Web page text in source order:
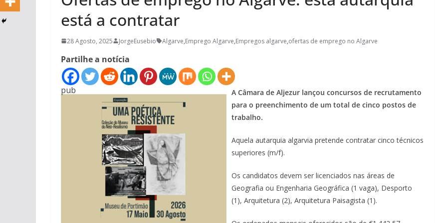
está a contratar
28 Agosto, 2025 JorgeEusebio Algarve,Emprego Algarve,Empregos algarve,ofertas de emprego no Algarve
Partilhe a notícia
pub
A Câmara de Aljezur lançou concursos de recrutamento
para o preenchimento de um total de cinco postos de
trabalho.
Aquela autarquia algarvia pretende contratar cinco técnicos
superiores (m/f).
Os candidatos devem ser licenciados nas áreas de
Geografia ou Engenharia Geográfica (1 vaga), Desporto
(1), Arquitetura (2), Arquitetura Paisagista (1).